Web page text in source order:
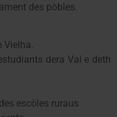
des pòbles.
Vielha.
dera Val e deth
escòles ruraus